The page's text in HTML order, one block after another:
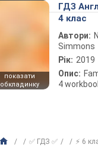
показати
обкладинку
ГДЗ
4 клас
Автори:
Simmons
Рік: 2019
Опис:
4
✅ ГДЗ ✅ ⚡ 6